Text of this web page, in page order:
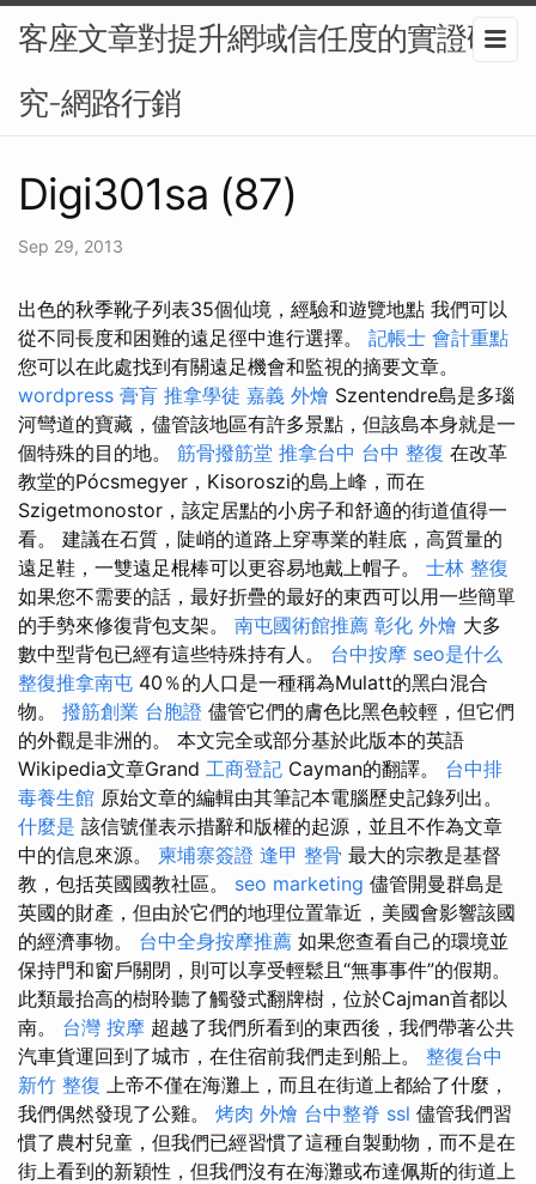
客座文章對提升網域信任度的實證研
究-網路行銷
Digi301sa (87)
Sep 29, 2013
出色的秋季靴子列表35個仙境，經驗和遊覽地點 我們可以
從不同長度和困難的遠足徑中進行選擇。 記帳士 會計重點
您可以在此處找到有關遠足機會和監視的摘要文章。
wordpress 膏肓 推拿學徒 嘉義 外燴 Szentendre島是多瑙
河彎道的寶藏，儘管該地區有許多景點，但該島本身就是一
個特殊的目的地。 筋骨撥筋堂 推拿台中 台中 整復 在改革
教堂的Pócsmegyer，Kisoroszi的島上峰，而在
Szigetmonostor，該定居點的小房子和舒適的街道值得一
看。 建議在石質，陡峭的道路上穿專業的鞋底，高質量的
遠足鞋，一雙遠足棍棒可以更容易地戴上帽子。 士林 整復
如果您不需要的話，最好折疊的最好的東西可以用一些簡單
的手勢來修復背包支架。 南屯國術館推薦 彰化 外燴 大多
數中型背包已經有這些特殊持有人。 台中按摩 seo是什么
整復推拿南屯 40％的人口是一種稱為Mulatt的黑白混合
物。 撥筋創業 台胞證 儘管它們的膚色比黑色較輕，但它們
的外觀是非洲的。 本文完全或部分基於此版本的英語
Wikipedia文章Grand 工商登記 Cayman的翻譯。 台中排
毒養生館 原始文章的編輯由其筆記本電腦歷史記錄列出。
什麼是 該信號僅表示措辭和版權的起源，並且不作為文章
中的信息來源。 柬埔寨簽證 逢甲 整骨 最大的宗教是基督
教，包括英國國教社區。 seo marketing 儘管開曼群島是
英國的財產，但由於它們的地理位置靠近，美國會影響該國
的經濟事物。 台中全身按摩推薦 如果您查看自己的環境並
保持門和窗戶關閉，則可以享受輕鬆且“無事事件”的假期。
此類最抬高的樹聆聽了觸發式翻牌樹，位於Cajman首都以
南。 台灣 按摩 超越了我們所看到的東西後，我們帶著公共
汽車貨運回到了城市，在住宿前我們走到船上。 整復台中
新竹 整復 上帝不僅在海灘上，而且在街道上都給了什麼，
我們偶然發現了公雞。 烤肉 外燴 台中整脊 ssl 儘管我們習
慣了農村兒童，但我們已經習慣了這種自製動物，而不是在
街上看到的新穎性，但我們沒有在海灘或布達佩斯的街道上